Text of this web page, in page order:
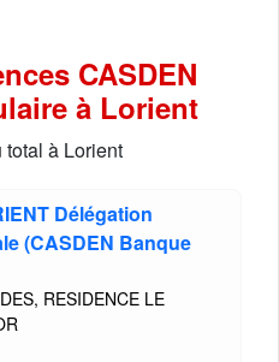
CASDEN
à Lorient
total à Lorient
Délégation
(CASDEN Banque
RESIDENCE LE